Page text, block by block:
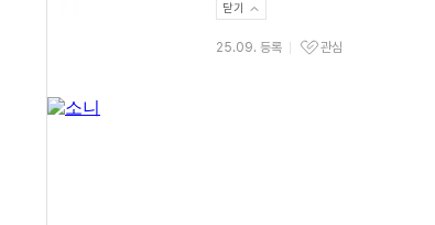
닫기
25.09. 등록 관심